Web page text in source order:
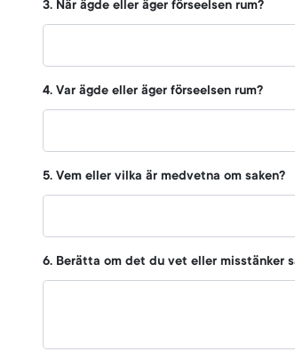
3. När ägde eller äger förseelsen rum?
4. Var ägde eller äger förseelsen rum?
5. Vem eller vilka är medvetna om saken?
6. Berätta om det du vet eller misstänker